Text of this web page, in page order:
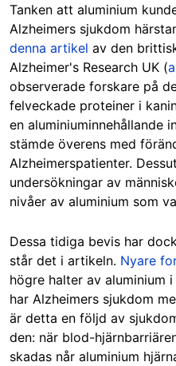
Tanken att aluminium
Alzheimers sjukdom
denna artikel av den
Alzheimer's Research UK (
observerade forskare på
felveckade proteiner i
en aluminiuminnehållande
stämde överens med
Alzheimerspatienter.
undersökningar av
nivåer av aluminium som
Dessa tidiga bevis har
står det i artikeln. Nyare
högre halter av aluminium
har Alzheimers sjukdom
är detta en följd av
den: när blod-
skadas når aluminium